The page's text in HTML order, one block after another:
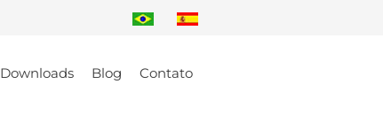
Downloads Blog Contato